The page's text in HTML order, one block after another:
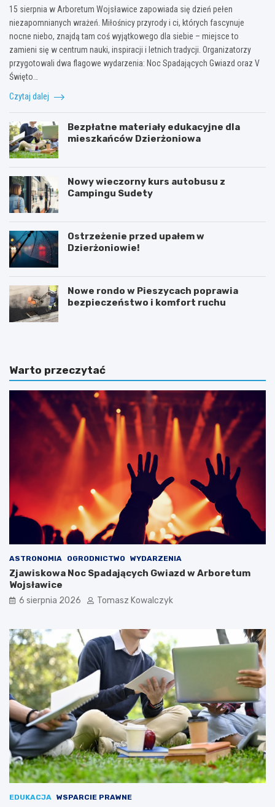
15 sierpnia w Arboretum Wojsławice zapowiada się dzień pełen
niezapomnianych wrażeń. Miłośnicy przyrody i ci, których fascynuje
nocne niebo, znajdą tam coś wyjątkowego dla siebie – miejsce to
zamieni się w centrum nauki, inspiracji i letnich tradycji. Organizatorzy
przygotowali dwa flagowe wydarzenia: Noc Spadających Gwiazd oraz V
Święto…
Czytaj dalej
Bezpłatne materiały edukacyjne dla
mieszkańców Dzierżoniowa
Nowy wieczorny kurs autobusu z
Campingu Sudety
Ostrzeżenie przed upałem w
Dzierżoniowie!
Nowe rondo w Pieszycach poprawia
bezpieczeństwo i komfort ruchu
Warto przeczytać
ASTRONOMIA OGRODNICTWO WYDARZENIA
Zjawiskowa Noc Spadających Gwiazd w Arboretum
Wojsławice
6 sierpnia 2026 Tomasz Kowalczyk
EDUKACJA WSPARCIE PRAWNE